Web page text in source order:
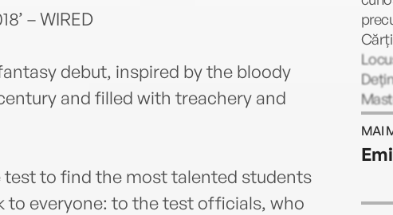
– WIRED
debut, inspired by the bloody
and filled with treachery and
test to find the most talented students
to everyone: to the test officials, who
MAI